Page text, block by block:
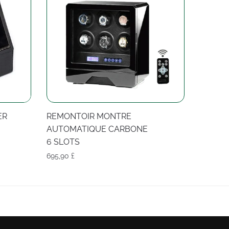
REMONTOIR MONTRE
AUTOMATIQUE CARBONE
6 SLOTS
695,90 £